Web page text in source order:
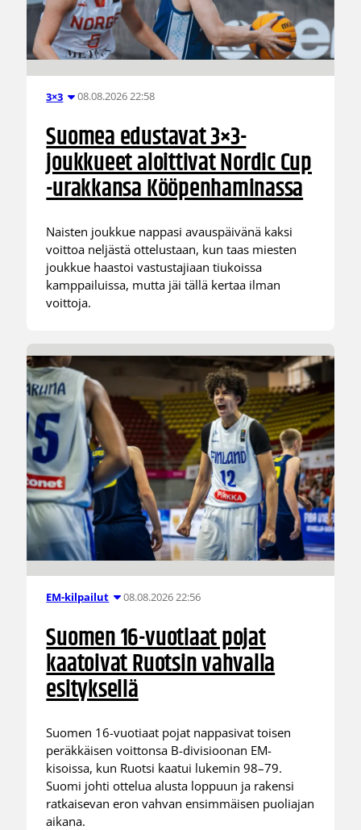
3×3 08.08.2026 22:58
Suomea edustavat 3×3-
joukkueet aloittivat Nordic Cup
-urakkansa Kööpenhaminassa
Naisten joukkue nappasi avauspäivänä kaksi
voittoa neljästä ottelustaan, kun taas miesten
joukkue haastoi vastustajiaan tiukoissa
kamppailuissa, mutta jäi tällä kertaa ilman
voittoja.
EM-kilpailut 08.08.2026 22:56
Suomen 16-vuotiaat pojat
kaatoivat Ruotsin vahvalla
esityksellä
Suomen 16-vuotiaat pojat nappasivat toisen
peräkkäisen voittonsa B-divisioonan EM-
kisoissa, kun Ruotsi kaatui lukemin 98–79.
Suomi johti ottelua alusta loppuun ja rakensi
ratkaisevan eron vahvan ensimmäisen puoliajan
aikana.